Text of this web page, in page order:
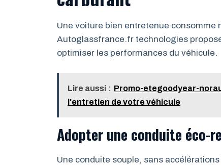
Une voiture bien entretenue consomme
Autoglassfrance.fr technologies
optimiser les performances du véhicule.
Lire aussi : Promo-etegoodyear-
l'entretien de votre véhicule
Adopter une conduite éco-
Une conduite souple, sans